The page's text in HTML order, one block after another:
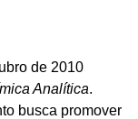
de 2010
Analítica.
busca promover